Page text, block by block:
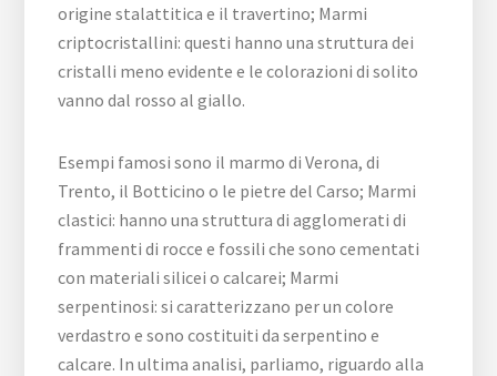
origine stalattitica e il travertino; Marmi
criptocristallini: questi hanno una struttura dei
cristalli meno evidente e le colorazioni di solito
vanno dal rosso al giallo.
Esempi famosi sono il marmo di Verona, di
Trento, il Botticino o le pietre del Carso; Marmi
clastici: hanno una struttura di agglomerati di
frammenti di rocce e fossili che sono cementati
con materiali silicei o calcarei; Marmi
serpentinosi: si caratterizzano per un colore
verdastro e sono costituiti da serpentino e
calcare. In ultima analisi, parliamo, riguardo alla